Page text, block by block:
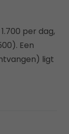
per dag,
Een
ligt